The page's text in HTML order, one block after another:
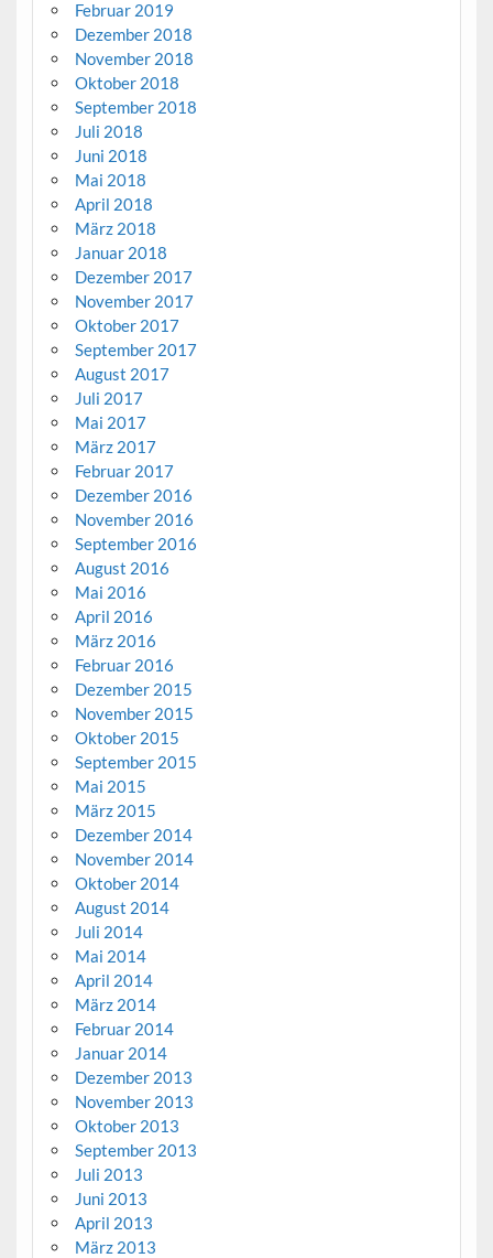
Februar 2019
Dezember 2018
November 2018
Oktober 2018
September 2018
Juli 2018
Juni 2018
Mai 2018
April 2018
März 2018
Januar 2018
Dezember 2017
November 2017
Oktober 2017
September 2017
August 2017
Juli 2017
Mai 2017
März 2017
Februar 2017
Dezember 2016
November 2016
September 2016
August 2016
Mai 2016
April 2016
März 2016
Februar 2016
Dezember 2015
November 2015
Oktober 2015
September 2015
Mai 2015
März 2015
Dezember 2014
November 2014
Oktober 2014
August 2014
Juli 2014
Mai 2014
April 2014
März 2014
Februar 2014
Januar 2014
Dezember 2013
November 2013
Oktober 2013
September 2013
Juli 2013
Juni 2013
April 2013
März 2013